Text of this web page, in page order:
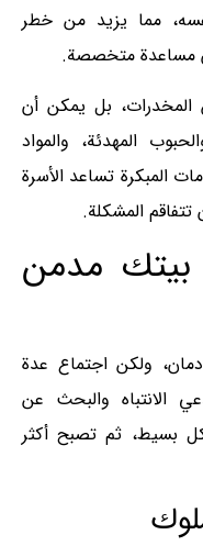
مما يزيد من خطر
مساعدة متخصصة.
المخدرات، بل يمكن أن
المهدئة، والمواد
المبكرة تساعد الأسرة
المشكلة.
مدمن
ولكن اجتماع عدة
الانتباه والبحث عن
بسيط، ثم تصبح أكثر